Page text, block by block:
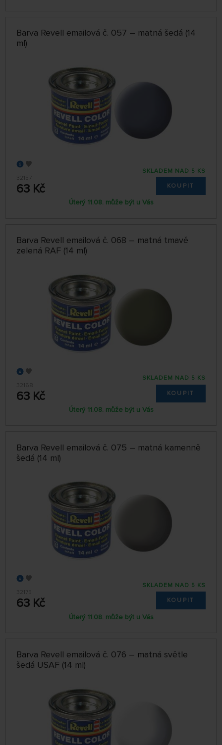
Barva Revell emailová č. 057 – matná šedá (14
ml)
32157
63 Kč
SKLADEM NAD 5 KS
KOUPIT
Úterý 11.08. může být u Vás
Barva Revell emailová č. 068 – matná tmavě
zelená RAF (14 ml)
32168
63 Kč
SKLADEM NAD 5 KS
KOUPIT
Úterý 11.08. může být u Vás
Barva Revell emailová č. 075 – matná kamenně
šedá (14 ml)
32175
63 Kč
SKLADEM NAD 5 KS
KOUPIT
Úterý 11.08. může být u Vás
Barva Revell emailová č. 076 – matná světle
šedá USAF (14 ml)